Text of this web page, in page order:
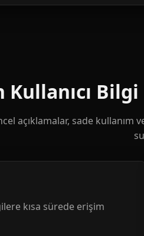
Kullanıcı
açıklamalar, sade kullanım
kısa sürede erişim